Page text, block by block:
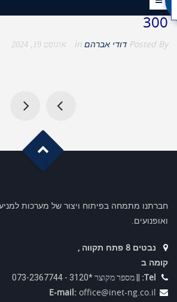
300
Posted By דודי אברהם in אוגוסט 19, 2024
חברתנו מתמחה בפיתוח ויצור של מערכות
ואופנועים.
נבטים 8 פתח תקווה ,
קומה ב
Tel:
|| מספר מקוצר *3120 - 073-2367744
E-mail: office@inet-ng.co.il
G
o
t
o
T
o
p